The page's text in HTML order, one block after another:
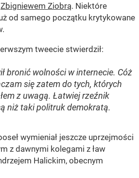
Zbigniewem Ziobrą. Niektóre
od samego początku krytykowane
tweecie stwierdził:
bronić wolności w internecie. Cóż
się zatem do tych, których
z uwagą. Łatwiej rzeźnik
niż taki politruk demokratą.
wymieniał jeszcze uprzejmości
z dawnymi kolegami z ław
Halickim, obecnym